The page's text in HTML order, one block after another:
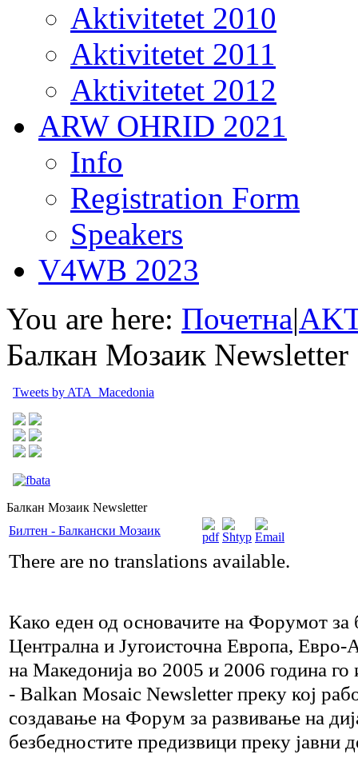
Aktivitetet 2010
Aktivitetet 2011
Aktivitetet 2012
ARW OHRID 2021
Info
Registration Form
Speakers
V4WB 2023
You are here: Почетна|
Балкан Мозаик Newsletter
Tweets by ATA_Macedonia
Балкан Мозаик Newsletter
Билтен - Балкански Мозаик
There are no translations available.
Како еден од основачите на Форумот за
Централна и Југоисточна Европа, Евро-
на Македонија во 2005 и 2006 година го
- Balkan Mosaic Newsletter преку кој
создавање на Форум за развивање на
безбедностите предизвици преку јавни